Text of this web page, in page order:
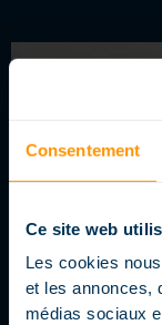
Consentement
Ce site web
Les cookies
et les annonces,
médias sociaux